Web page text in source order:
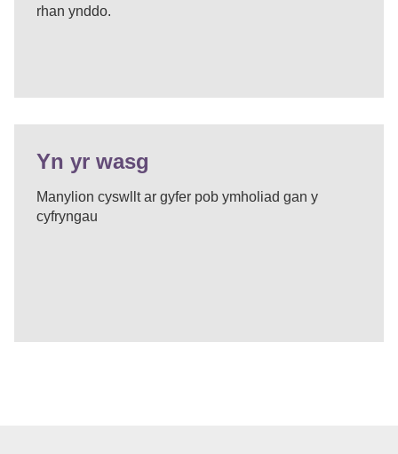
rhan ynddo.
Yn yr wasg
Manylion cyswllt ar gyfer pob ymholiad gan y
cyfryngau